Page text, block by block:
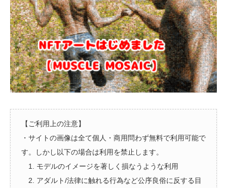
【ご利用上の注意】
・サイトの画像は全て個人・商用問わず無料で利用可能で
す。しかし以下の場合は利用を禁止します。
1. モデルのイメージを著しく損なうような利用
2. アダルト/法律に触れる行為など公序良俗に反する目